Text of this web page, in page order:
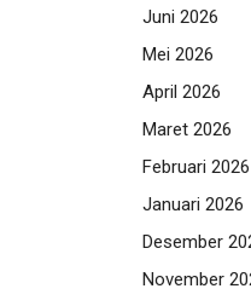
Juni 2026
Mei 2026
April 2026
Maret 2026
Februari 2026
Januari 2026
Desember
November